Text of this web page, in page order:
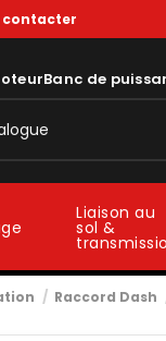
contacter
Banc de
Liaison au
sol &
Raccord Dash